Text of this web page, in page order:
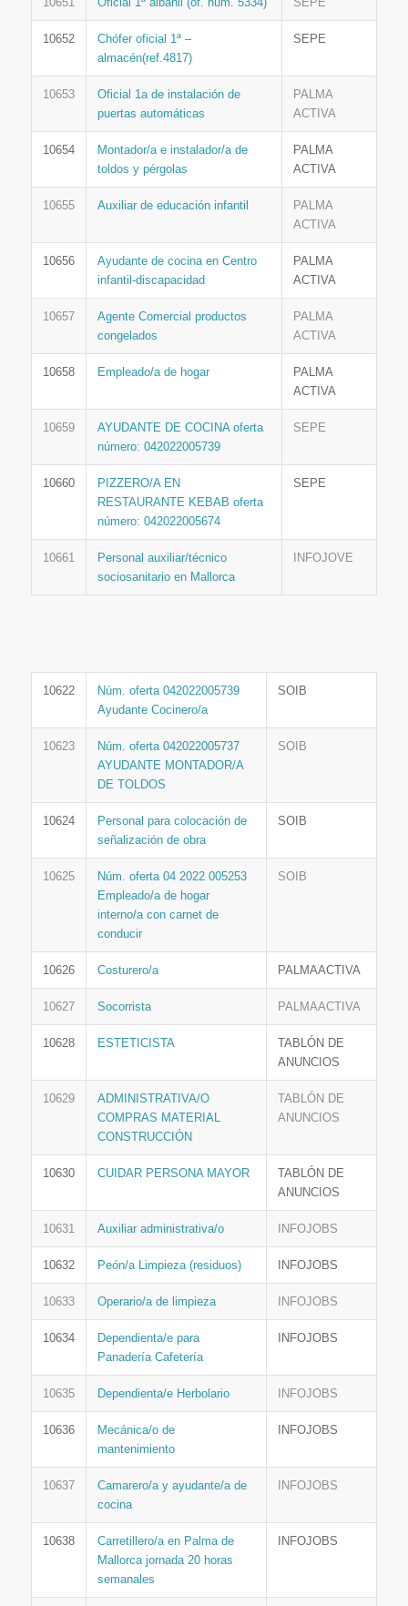
10652
Chófer oficial 1ª –
almacén(ref.4817)
SEPE
10653
Oficial 1a de instalación de
puertas automáticas
PALMA
ACTIVA
10654
Montador/a e instalador/a de
toldos y pérgolas
PALMA
ACTIVA
10655 Auxiliar de educación infantil
PALMA
ACTIVA
10656
Ayudante de cocina en Centro
infantil-discapacidad
PALMA
ACTIVA
10657
Agente Comercial productos
congelados
PALMA
ACTIVA
10658 Empleado/a de hogar
PALMA
ACTIVA
10659
AYUDANTE DE COCINA oferta
número: 042022005739
SEPE
10660
PIZZERO/A EN
RESTAURANTE KEBAB oferta
número: 042022005674
SEPE
10661
Personal auxiliar/técnico
sociosanitario en Mallorca
INFOJOVE
10622
Núm. oferta 042022005739
Ayudante Cocinero/a
SOIB
10623
Núm. oferta 042022005737
AYUDANTE MONTADOR/A
DE TOLDOS
SOIB
10624
Personal para colocación de
señalización de obra
SOIB
10625
Núm. oferta 04 2022 005253
Empleado/a de hogar
interno/a con carnet de
conducir
SOIB
10626 Costurero/a PALMAACTIVA
10627 Socorrista PALMAACTIVA
10628 ESTETICISTA
TABLÓN DE
ANUNCIOS
10629
ADMINISTRATIVA/O
COMPRAS MATERIAL
CONSTRUCCIÓN
TABLÓN DE
ANUNCIOS
10630 CUIDAR PERSONA MAYOR
TABLÓN DE
ANUNCIOS
10631 Auxiliar administrativa/o INFOJOBS
10632 Peón/a Limpieza (residuos) INFOJOBS
10633 Operario/a de limpieza INFOJOBS
10634
Dependienta/e para
Panadería Cafetería
INFOJOBS
10635 Dependienta/e Herbolario INFOJOBS
10636
Mecánica/o de
mantenimiento
INFOJOBS
10637
Camarero/a y ayudante/a de
cocina
INFOJOBS
10638
Carretillero/a en Palma de
Mallorca jornada 20 horas
semanales
INFOJOBS